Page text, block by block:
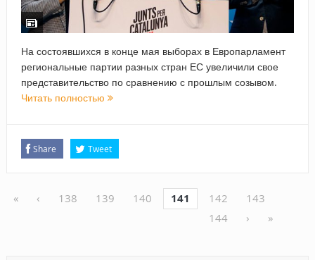
На состоявшихся в конце мая выборах в Европарламент
региональные партии разных стран ЕС увеличили свое
представительство по сравнению с прошлым созывом.
Читать полностью
Share Tweet
« ‹ 138 139 140 141 142
143
144
› »